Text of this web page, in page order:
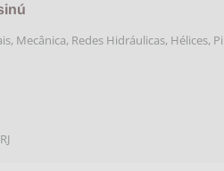
Mecânica, Redes Hidráulicas, Hélices,
RJ